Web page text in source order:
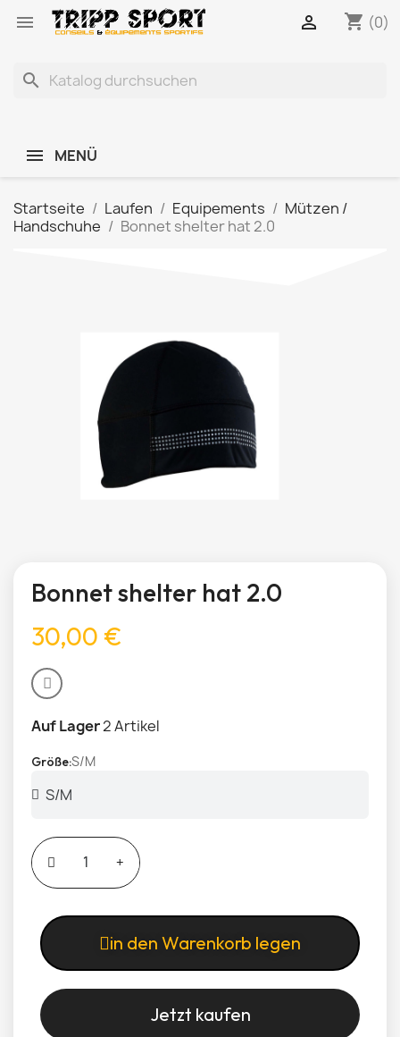
 shopping_cart (0)

search
MENÜ
Startseite Laufen Equipements
Mützen /
Handschuhe
Bonnet shelter hat 2.0
Bonnet shelter hat 2.0
30,00 €
Auf Lager2 Artikel
GrößeS/M
in den Warenkorb legen
Jetzt kaufen